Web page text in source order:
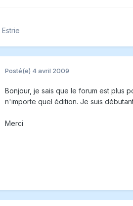
Estrie
Posté(e) 4 avril 2009
Bonjour, je sais que le forum est plus
n'importe quel édition. Je suis
Merci